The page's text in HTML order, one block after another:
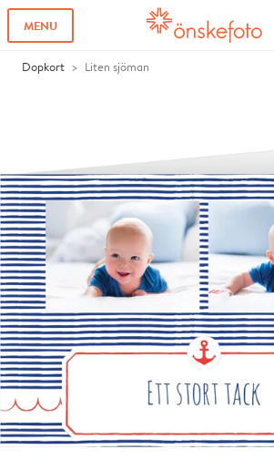
MENU
Dopkort Liten sjöman